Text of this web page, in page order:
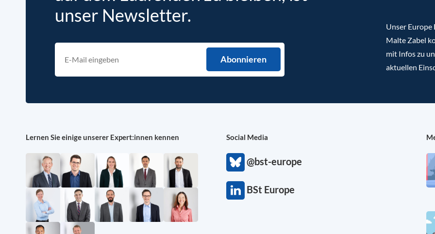
unser Newsletter.
Unser
Malte Zabel
mit Infos zu
aktuellen
Lernen Sie einige unserer Expert:innen kennen Social Media
@bst-europe
BSt Europe